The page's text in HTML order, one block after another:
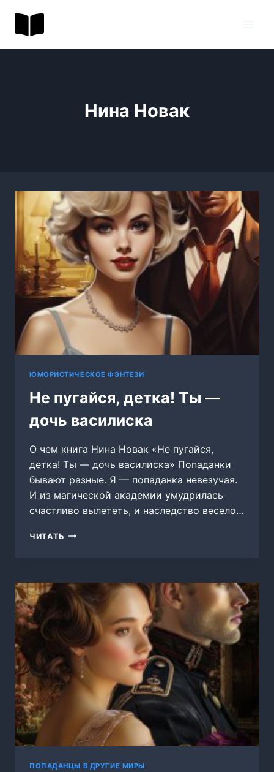
содержимому
Нина Новак
ЮМОРИСТИЧЕСКОЕ ФЭНТЕЗИ
Не пугайся, детка! Ты —
дочь василиска
О чем книга Нина Новак «Не пугайся,
детка! Ты — дочь василиска» Попаданки
бывают разные. Я — попаданка невезучая.
И из магической академии умудрилась
счастливо вылететь, и наследство весело…
ЧИТАТЬ НЕ
—
ДОЧЬ
ВАСИЛИСКА
ПОПАДАНЦЫ В ДРУГИЕ МИРЫ